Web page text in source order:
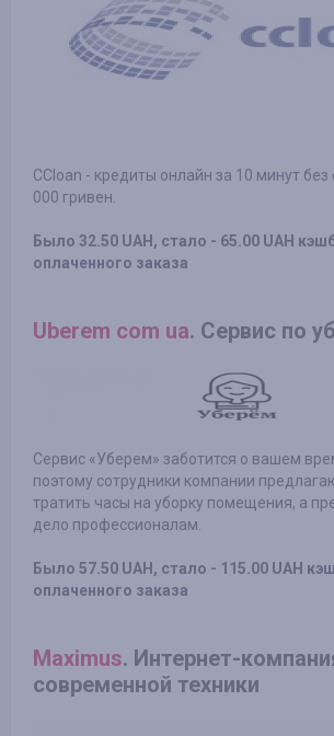
CCloan - кредиты онлайн за 10 минут без
000 гривен.
Было 32.50 UAH, стало - 65.00 UAH
оплаченного заказа
Uberem com ua. Сервис по
Сервис «Уберем» заботится о вашем
поэтому сотрудники компании
тратить часы на уборку помещения, а
дело профессионалам.
Было 57.50 UAH, стало - 115.00 UAH
оплаченного заказа
Maximus. Интернет-
современной техники